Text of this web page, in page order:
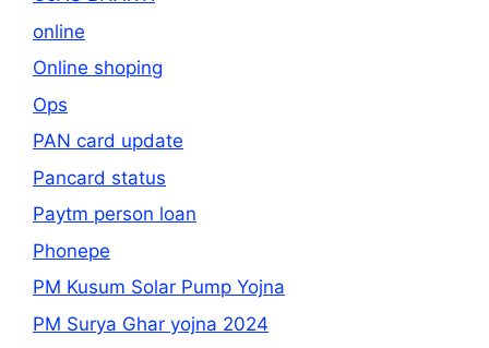
online
Online shoping
Ops
PAN card update
Pancard status
Paytm person loan
Phonepe
PM Kusum Solar Pump Yojna
PM Surya Ghar yojna 2024